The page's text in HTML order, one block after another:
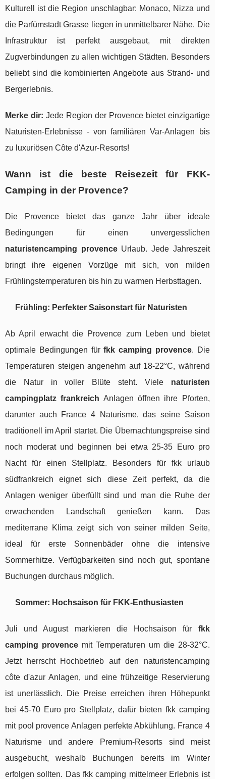
Kulturell ist die Region unschlagbar: Monaco, Nizza und
die Parfümstadt Grasse liegen in unmittelbarer Nähe. Die
Infrastruktur ist perfekt ausgebaut, mit direkten
Zugverbindungen zu allen wichtigen Städten. Besonders
beliebt sind die kombinierten Angebote aus Strand- und
Bergerlebnis.
Merke dir: Jede Region der Provence bietet einzigartige
Naturisten-Erlebnisse - von familiären Var-Anlagen bis
zu luxuriösen Côte d'Azur-Resorts!
Wann ist die beste Reisezeit für FKK-
Camping in der Provence?
Die Provence bietet das ganze Jahr über ideale
Bedingungen für einen unvergesslichen
naturistencamping provenceUrlaub. Jede Jahreszeit
bringt ihre eigenen Vorzüge mit sich, von milden
Frühlingstemperaturen bis hin zu warmen Herbsttagen.
Frühling: Perfekter Saisonstart für Naturisten
Ab April erwacht die Provence zum Leben und bietet
optimale Bedingungen fürfkk camping provence. Die
Temperaturen steigen angenehm auf 18-22°C, während
die Natur in voller Blüte steht. Viele naturisten
campingplatz frankreich Anlagen öffnen ihre Pforten,
darunter auch France 4 Naturisme, das seine Saison
traditionell im April startet. Die Übernachtungspreise sind
noch moderat und beginnen bei etwa 25-35 Euro pro
Nacht für einen Stellplatz. Besonders für fkk urlaub
südfrankreich eignet sich diese Zeit perfekt, da die
Anlagen weniger überfüllt sind und man die Ruhe der
erwachenden Landschaft genießen kann. Das
mediterrane Klima zeigt sich von seiner milden Seite,
ideal für erste Sonnenbäder ohne die intensive
Sommerhitze. Verfügbarkeiten sind noch gut, spontane
Buchungen durchaus möglich.
Sommer: Hochsaison für FKK-Enthusiasten
Juli und August markieren die Hochsaison für fkk
camping provencemit Temperaturen um die 28-32°C.
Jetzt herrscht Hochbetrieb auf den naturistencamping
côte d'azur Anlagen, und eine frühzeitige Reservierung
ist unerlässlich. Die Preise erreichen ihren Höhepunkt
bei 45-70 Euro pro Stellplatz, dafür bieten fkk camping
mit pool provence Anlagen perfekte Abkühlung. France 4
Naturisme und andere Premium-Resorts sind meist
ausgebucht, weshalb Buchungen bereits im Winter
erfolgen sollten. Das fkk camping mittelmeer Erlebnis ist